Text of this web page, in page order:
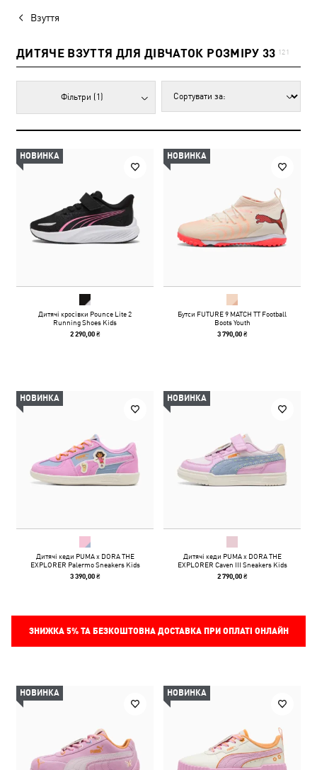
Взуття
ДИТЯЧЕ ВЗУТТЯ ДЛЯ ДІВЧАТОК РОЗМІРУ 33 121
Фільтри (1)
НОВИНКА
Дитячі кросівки Pounce Lite 2
Running Shoes Kids
2 290,00 ₴
НОВИНКА
Бутси FUTURE 9 MATCH TT Football
Boots Youth
3 790,00 ₴
НОВИНКА
Дитячі кеди PUMA x DORA THE
EXPLORER Palermo Sneakers Kids
3 390,00 ₴
НОВИНКА
Дитячі кеди PUMA x DORA THE
EXPLORER Caven III Sneakers Kids
2 790,00 ₴
ЗНИЖКА 5%ТА БЕЗКОШТОВНА ДОСТАВКА ПРИ ОПЛАТІ ОНЛАЙН
НОВИНКА НОВИНКА